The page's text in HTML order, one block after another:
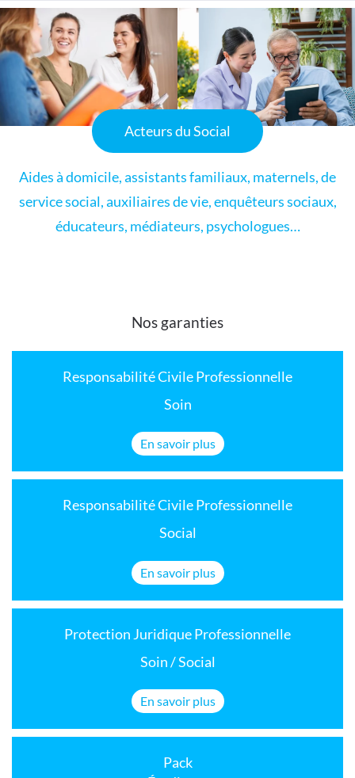
Acteurs du Social
Aides à domicile, assistants familiaux, maternels, de
service social, auxiliaires de vie, enquêteurs sociaux,
éducateurs, médiateurs, psychologues…
Nos garanties
Responsabilité Civile Professionnelle
Soin
En savoir plus
Responsabilité Civile Professionnelle
Social
En savoir plus
Protection Juridique Professionnelle
Soin / Social
En savoir plus
Pack